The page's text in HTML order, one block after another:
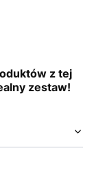
z tej
zestaw!